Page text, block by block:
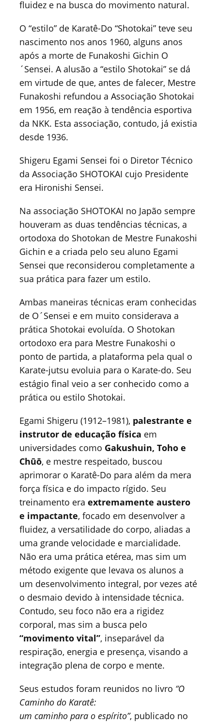
fluidez e na busca do movimento natural.
O “estilo” de Karatê-Do “Shotokai” teve seu
nascimento nos anos 1960, alguns anos
após a morte de Funakoshi Gichin O
´Sensei. A alusão a “estilo Shotokai” se dá
em virtude de que, antes de falecer, Mestre
Funakoshi refundou a Associação Shotokai
em 1956, em reação à tendência esportiva
da NKK. Esta associação, contudo, já existia
desde 1936.
Shigeru Egami Sensei foi o Diretor Técnico
da Associação SHOTOKAI cujo Presidente
era Hironishi Sensei.
Na associação SHOTOKAI no Japão sempre
houveram as duas tendências técnicas, a
ortodoxa do Shotokan de Mestre Funakoshi
Gichin e a criada pelo seu aluno Egami
Sensei que reconsiderou completamente a
sua prática para fazer um estilo.
Ambas maneiras técnicas eram conhecidas
de O´Sensei e em muito considerava a
prática Shotokai evoluída. O Shotokan
ortodoxo era para Mestre Funakoshi o
ponto de partida, a plataforma pela qual o
Karate-jutsu evoluia para o Karate-do. Seu
estágio final veio a ser conhecido como a
prática ou estilo Shotokai.
Egami Shigeru (1912–1981), palestrante e
instrutor de educação física em
universidades como Gakushuin, Toho e
Chūō, e mestre respeitado, buscou
aprimorar o Karatê-Do para além da mera
força física e do impacto rígido. Seu
treinamento era extremamente austero
e impactante, focado em desenvolver a
fluidez, a versatilidade do corpo, aliadas a
uma grande velocidade e marcialidade.
Não era uma prática etérea, mas sim um
método exigente que levava os alunos a
um desenvolvimento integral, por vezes até
o desmaio devido à intensidade técnica.
Contudo, seu foco não era a rigidez
corporal, mas sim a busca pelo
“movimento vital”, inseparável da
respiração, energia e presença, visando a
integração plena de corpo e mente.
Seus estudos foram reunidos no livro “O
Caminho do Karatê:
um caminho para o espírito”, publicado no